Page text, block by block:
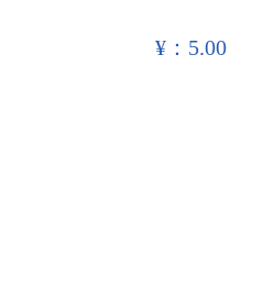
¥：5.00